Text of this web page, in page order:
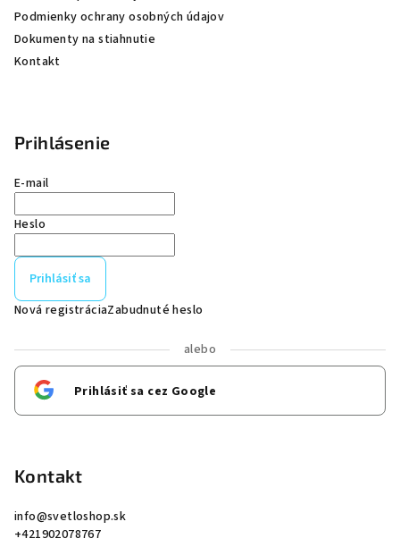
Podmienky ochrany osobných údajov
Dokumenty na stiahnutie
Kontakt
Prihlásenie
E-mail
Heslo
Prihlásiť sa
Nová registráciaZabudnuté heslo
alebo
Prihlásiť sa cez Google
Kontakt
info@svetloshop.sk
+421902078767